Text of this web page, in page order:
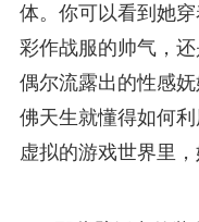
体。你可以看到她
彩作战服的帅气，
偶尔流露出的性感
佛天生就懂得如何
虚拟的游戏世界里